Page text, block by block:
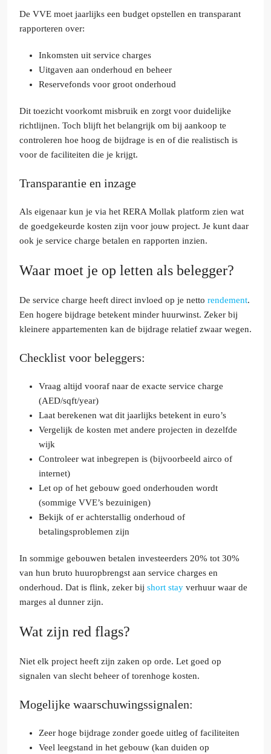
De VVE moet jaarlijks een budget opstellen en transparant
rapporteren over:
Inkomsten uit service charges
Uitgaven aan onderhoud en beheer
Reservefonds voor groot onderhoud
Dit toezicht voorkomt misbruik en zorgt voor duidelijke
richtlijnen. Toch blijft het belangrijk om bij aankoop te
controleren hoe hoog de bijdrage is en of die realistisch is
voor de faciliteiten die je krijgt.
Transparantie en inzage
Als eigenaar kun je via het RERA Mollak platform zien wat
de goedgekeurde kosten zijn voor jouw project. Je kunt daar
ook je service charge betalen en rapporten inzien.
Waar moet je op letten als belegger?
De service charge heeft direct invloed op je netto rendement.
Een hogere bijdrage betekent minder huurwinst. Zeker bij
kleinere appartementen kan de bijdrage relatief zwaar wegen.
Checklist voor beleggers:
Vraag altijd vooraf naar de exacte service charge
(AED/sqft/year)
Laat berekenen wat dit jaarlijks betekent in euro’s
Vergelijk de kosten met andere projecten in dezelfde
wijk
Controleer wat inbegrepen is (bijvoorbeeld airco of
internet)
Let op of het gebouw goed onderhouden wordt
(sommige VVE’s bezuinigen)
Bekijk of er achterstallig onderhoud of
betalingsproblemen zijn
In sommige gebouwen betalen investeerders 20% tot 30%
van hun bruto huuropbrengst aan service charges en
onderhoud. Dat is flink, zeker bij short stay verhuur waar de
marges al dunner zijn.
Wat zijn red flags?
Niet elk project heeft zijn zaken op orde. Let goed op
signalen van slecht beheer of torenhoge kosten.
Mogelijke waarschuwingssignalen:
Zeer hoge bijdrage zonder goede uitleg of faciliteiten
Veel leegstand in het gebouw (kan duiden op